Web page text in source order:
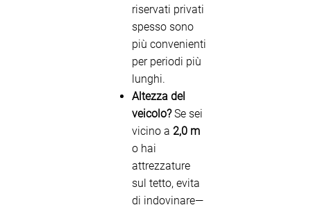
riservati privati
spesso sono
più convenienti
per periodi più
lunghi.
Altezza del
veicolo?Se sei
vicino a 2,0 m
o hai
attrezzature
sul tetto, evita
di indovinare—